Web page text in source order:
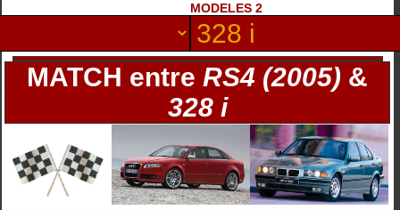
MODELES 2
MATCH entreRS4 (2005) &
328 i